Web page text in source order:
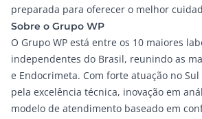
preparada para oferecer o melhor
Sobre o Grupo WP
O Grupo WP está entre os 10 maiores
independentes do Brasil, reunindo as
e Endocrimeta. Com forte atuação no
pela excelência técnica, inovação em
modelo de atendimento baseado em